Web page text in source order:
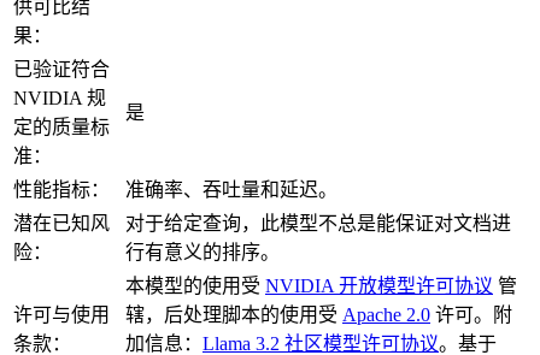
供可比结
果：
已验证符合
NVIDIA 规
定的质量标
准：
是
性能指标：
准确率、吞吐量和延迟。
潜在已知风
险：
对于给定查询，此模型不总是能保证对文档进
行有意义的排序。
许可与使用
条款：
本模型的使用受 NVIDIA 开放模型许可协议 管
辖，后处理脚本的使用受 Apache 2.0 许可。附
加信息： Llama 3.2 社区模型许可协议。基于